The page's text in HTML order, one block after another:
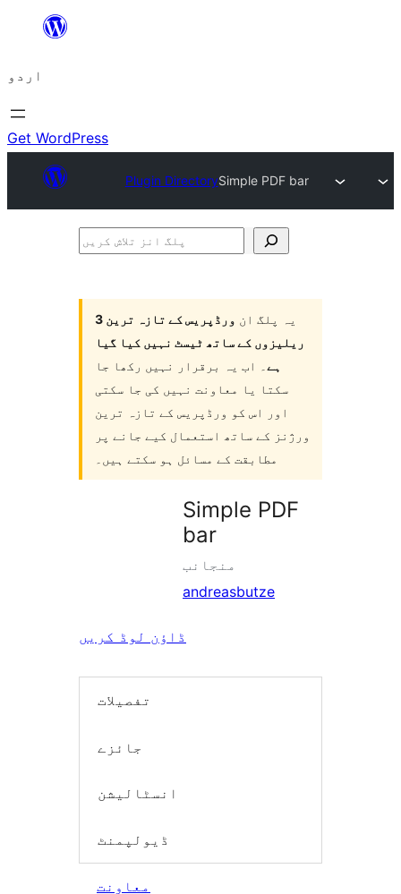
چھوڑیں
پر
جائیں
اردو
Get WordPress
Plugin DirectorySimple PDF bar
پلگ
کریں
یہ پلگ ان
ورڈپریس کے تازہ ترین 3
ریلیزوں کے ساتھ ٹیسٹ نہیں کیا گیا
ہے ۔ اب یہ برقرار نہیں رکھا جا
سکتا یا معاونت نہیں کی جا سکتی
اور اس کو ورڈپریس کے تازہ ترین
ورژنز کے ساتھ استعمال کیے جانے پر
مطابقت کے مسائل ہو سکتے ہیں۔
Simple PDF
bar
منجانب
andreasbutze
ڈاؤن لوڈ کریں
تفصیلات
جائزے
انسٹالیشن
ڈیولپمنٹ
معاونت